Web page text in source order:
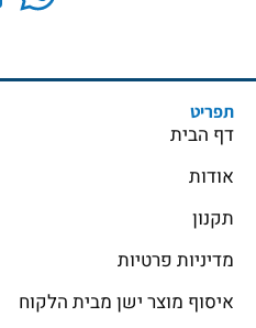
תפריט
דף הבית
אודות
תקנון
מדיניות פרטיות
איסוף מוצר ישן מבית הלקוח